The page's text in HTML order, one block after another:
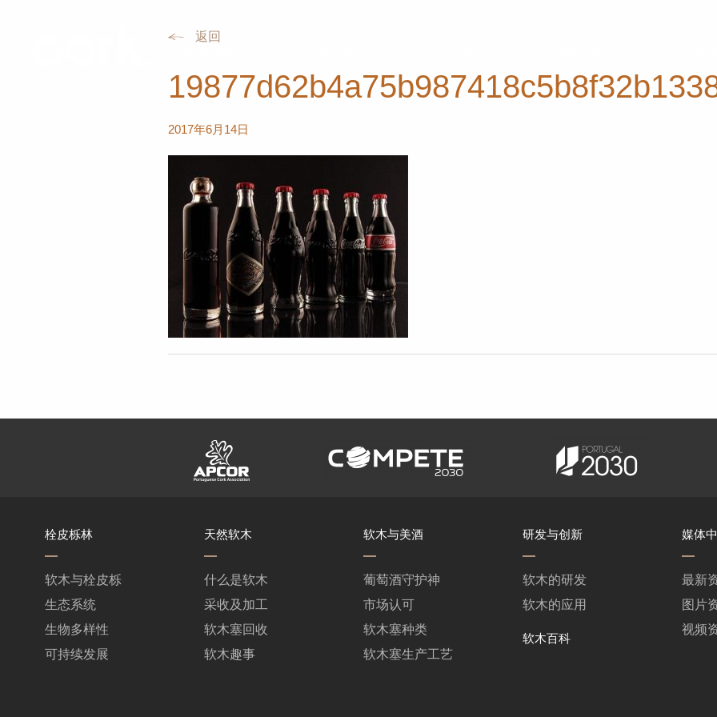
返回
2017年6月14日
栓皮栎林
软木与栓皮栎
生态系统
生物多样性
可持续发展
天然软木
什么是软木
采收及加工
软木塞回收
软木趣事
软木与美酒
葡萄酒守护神
市场认可
软木塞种类
软木塞生产工艺
研发与创新
软木的研发
软木的应用
软木百科
媒体
最新
图片
视频